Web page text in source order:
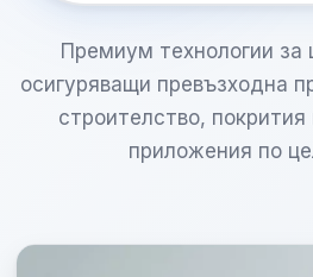
Премиум технологии за
осигуряващи превъзходна
строителство,
приложения по